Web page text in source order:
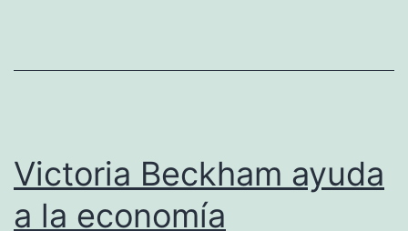
Victoria Beckham ayuda
a la economía